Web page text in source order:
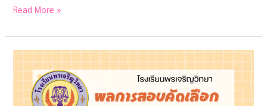
Read More »
ประกาศ
โรงเรียน
พรเจริญ
วิทยา